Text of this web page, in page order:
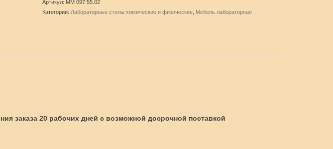
химических
исследований
Артикул: ММ 097.55.02
Категории: Лабораторные столы химические и физические Мебель лабораторная
заказа 20 рабочих дней с возможной досрочной поставкой